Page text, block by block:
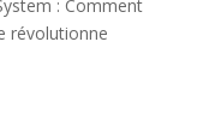
: Comment
révolutionne